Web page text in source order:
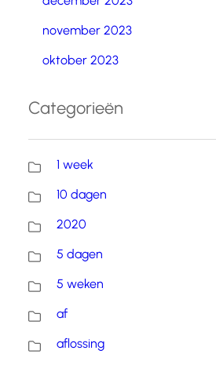
november 2023
oktober 2023
Categorieën
1 week
10 dagen
2020
5 dagen
5 weken
af
aflossing